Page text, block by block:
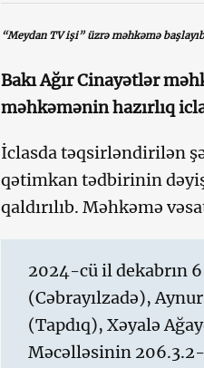
“Meydan TV işi” üzrə məhkəmə başlayıb
Bakı Ağır Cinayətlər
məhkəmənin hazırlıq
İclasda təqsirləndirilən
qətimkan tədbirinin
qaldırılıb. Məhkəmə
2024-cü il dekabrın
(Cəbrayılzadə),
(Tapdıq), Xəyalə
Məcəlləsinin